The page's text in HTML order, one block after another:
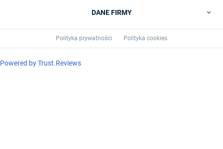
DANE FIRMY
Polityka prywatności Polityka cookies
Powered byTrust.Reviews